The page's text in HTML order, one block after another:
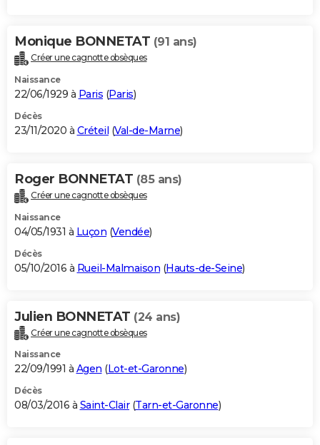
Monique BONNETAT (91 ans)
Créer une cagnotte obsèques
Naissance
22/06/1929 à Paris (Paris)
Décès
23/11/2020 à Créteil (Val-de-Marne)
Roger BONNETAT (85 ans)
Créer une cagnotte obsèques
Naissance
04/05/1931 à Luçon (Vendée)
Décès
05/10/2016 à Rueil-Malmaison (Hauts-de-Seine)
Julien BONNETAT (24 ans)
Créer une cagnotte obsèques
Naissance
22/09/1991 à Agen (Lot-et-Garonne)
Décès
08/03/2016 à Saint-Clair(Tarn-et-Garonne)